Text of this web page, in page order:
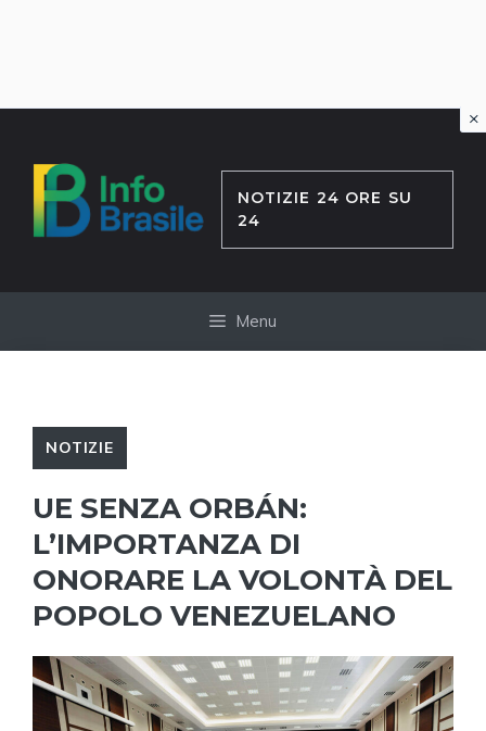
contenuto
NOTIZIE 24 ORE SU
24
Menu
NOTIZIE
UE SENZA ORBÁN:
L’IMPORTANZA DI
ONORARE LA VOLONTÀ DEL
POPOLO VENEZUELANO
×